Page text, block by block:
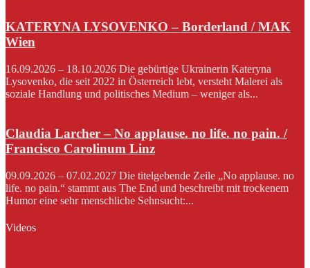
KATERYNA LYSOVENKO – Borderland / MAK
Wien
16.09.2026 – 18.10.2026 Die gebürtige Ukrainerin Kateryna
Lysovenko, die seit 2022 in Österreich lebt, versteht Malerei als
soziale Handlung und politisches Medium – weniger als...
Claudia Larcher – No applause. no life. no pain. /
Francisco Carolinum Linz
09.09.2026 – 07.02.2027 Die titelgebende Zeile „No applause. no
life. no pain.“ stammt aus The End und beschreibt mit trockenem
Humor eine sehr menschliche Sehnsucht:...
Videos